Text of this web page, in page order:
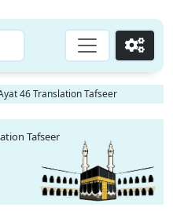
Go
46 Translation Tafseer
Tafseer